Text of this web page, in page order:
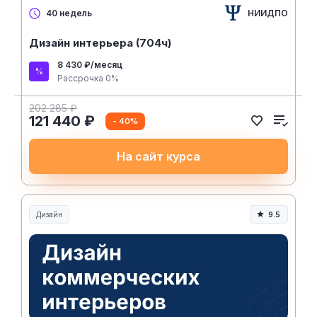
40 недель НИИДПО
Дизайн интерьера (704ч)
8 430 ₽/месяц
Рассрочка 0%
202 285 ₽
121 440 ₽ - 40%
На сайт курса
Дизайн 9.5